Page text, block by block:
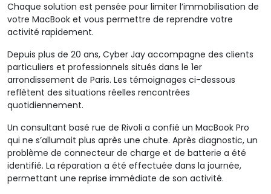
Chaque solution est pensée pour limiter l’immobilisation de
votre MacBook et vous permettre de reprendre votre
activité rapidement.
Depuis plus de 20 ans, Cyber Jay accompagne des clients
particuliers et professionnels situés dans le 1er
arrondissement de Paris. Les témoignages ci-dessous
reflètent des situations réelles rencontrées
quotidiennement.
Un consultant basé rue de Rivoli a confié un MacBook Pro
qui ne s’allumait plus après une chute. Après diagnostic, un
problème de connecteur de charge et de batterie a été
identifié. La réparation a été effectuée dans la journée,
permettant une reprise immédiate de son activité.